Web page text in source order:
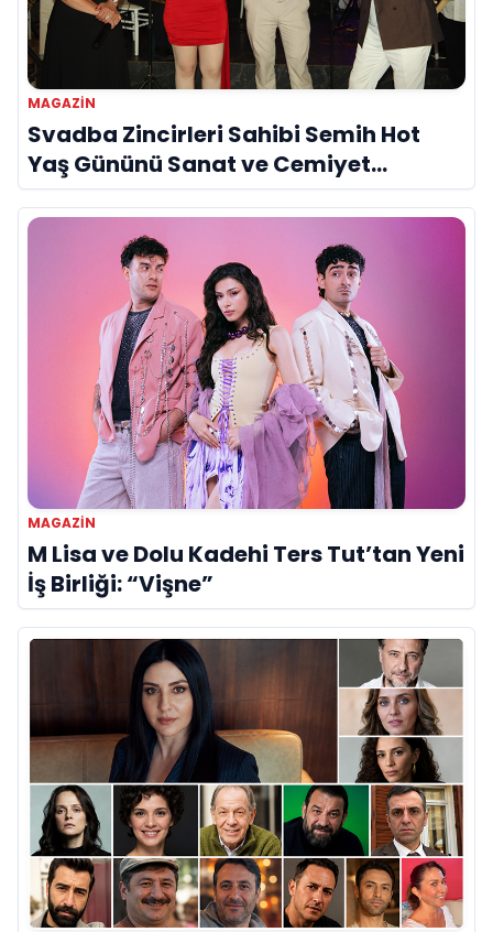
MAGAZIN
Svadba Zincirleri Sahibi Semih Hot
Yaş Gününü Sanat ve Cemiyet
Dünyasının Ünlü İsimleriyle Kutladı!
MAGAZIN
M Lisa ve Dolu Kadehi Ters Tut’tan Yeni
İş Birliği: “Vişne”